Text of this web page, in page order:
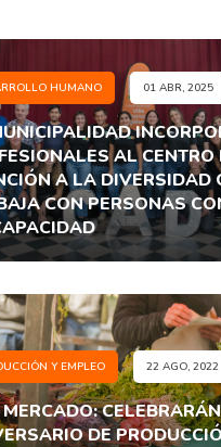
HUMANO 01 ABR, 2025
AL CENTRO
A LA DIVERSIDAD
CON PERSONAS
Y EMPLEO 22 AGO, 2022
DE